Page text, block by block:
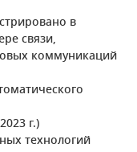
в
связи,
коммуникаций
г.)
технологий